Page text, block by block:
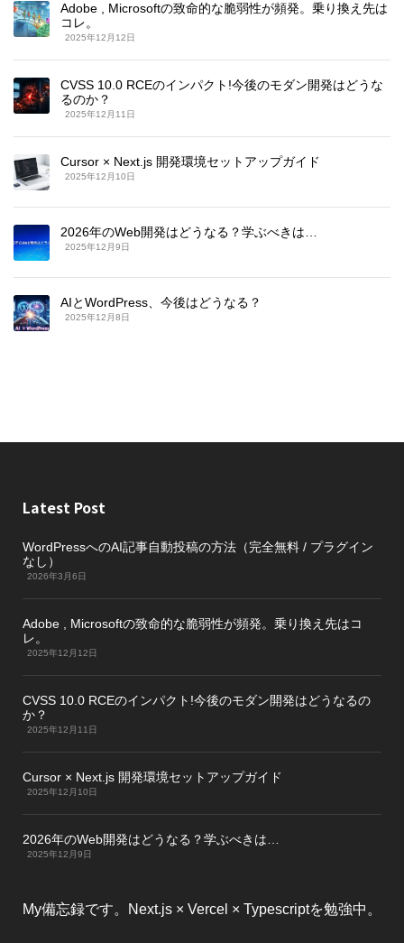
Adobe , Microsoftの致命的な脆弱性が頻発。乗り換え先は
コレ。
2025年12月12日
CVSS 10.0 RCEのインパクト!今後のモダン開発はどうな
るのか？
2025年12月11日
Cursor × Next.js 開発環境セットアップガイド
2025年12月10日
2026年のWeb開発はどうなる？学ぶべきは…
2025年12月9日
AIとWordPress、今後はどうなる？
2025年12月8日
Latest Post
WordPressへのAI記事自動投稿の方法（完全無料 / プラグイン
なし）
2026年3月6日
Adobe , Microsoftの致命的な脆弱性が頻発。乗り換え先はコ
レ。
2025年12月12日
CVSS 10.0 RCEのインパクト!今後のモダン開発はどうなるの
か？
2025年12月11日
Cursor × Next.js 開発環境セットアップガイド
2025年12月10日
2026年のWeb開発はどうなる？学ぶべきは…
2025年12月9日
My備忘録です。Next.js × Vercel × Typescriptを勉強中。